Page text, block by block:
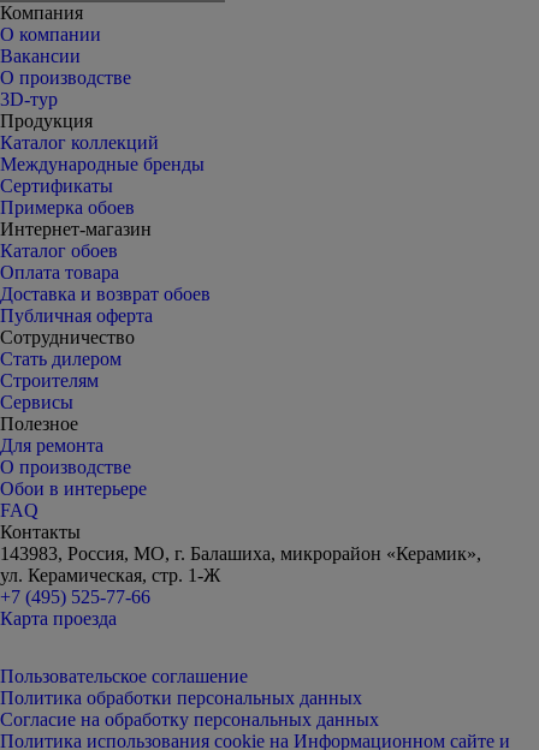
Компания
О компании
Вакансии
О производстве
3D-тур
Продукция
Каталог коллекций
Международные бренды
Сертификаты
Примерка обоев
Интернет-магазин
Каталог обоев
Оплата товара
Доставка и возврат обоев
Публичная оферта
Сотрудничество
Стать дилером
Строителям
Сервисы
Полезное
Для ремонта
О производстве
Обои в интерьере
FAQ
Контакты
143983, Россия, МО, г. Балашиха, микрорайон «Керамик»,
ул. Керамическая, стр. 1-Ж
+7 (495) 525-77-66
Карта проезда
Пользовательское соглашение
Политика обработки персональных данных
Согласие на обработку персональных данных
Политика использования cookie на Информационном сайте и